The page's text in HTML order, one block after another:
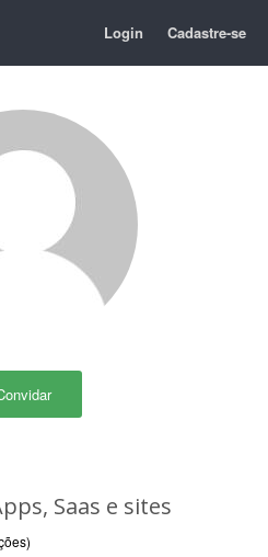
Login Cadastre-se
Saas e sites